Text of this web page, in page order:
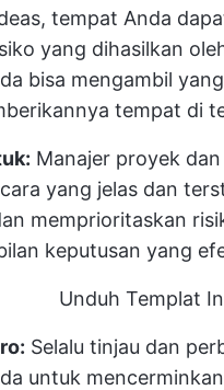
tempat Anda
yang dihasilkan
bisa mengambil
tempat di
Manajer proyek
yang jelas dan
memprioritaskan
keputusan yang
Unduh Templat
Selalu tinjau dan
untuk